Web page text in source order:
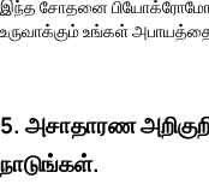
இந்த சோதனை
உருவாக்கும் உங்கள்
5. அசாதாரண
நாடுங்கள்.